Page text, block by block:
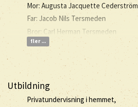
Mor: Augusta Jacquette Cederström
Far: Jacob Nils Tersmeden
Bror: Carl Herman Tersmeden
fler ...
Utbildning
Privatundervisning i hemmet,